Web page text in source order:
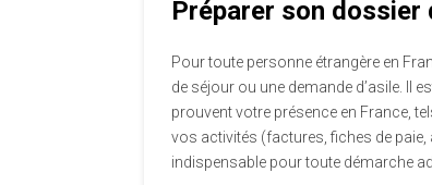
Préparer son dossier
Pour toute personne étrangère en
de séjour ou une demande d’asile. Il
prouvent votre présence en France,
vos activités (factures, fiches de
indispensable pour toute démarche